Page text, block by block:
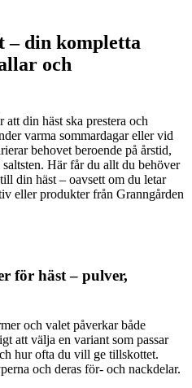
din kompletta
och
din häst ska prestera och
varma sommardagar eller vid
behovet beroende på årstid,
Här får du allt du behöver
din häst – oavsett om du letar
eller produkter från Granngården
för häst – pulver,
och valet påverkar både
att välja en variant som passar
hur ofta du vill ge tillskottet.
och deras för- och nackdelar.